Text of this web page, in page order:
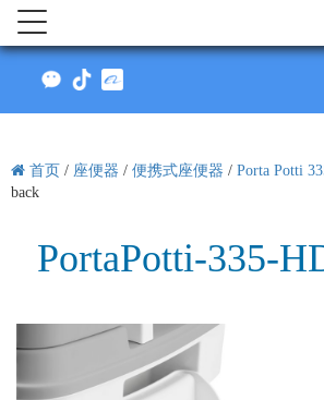
首页 / 座便器 / 便携式座便器 / Porta Potti
back
PortaPotti-335-